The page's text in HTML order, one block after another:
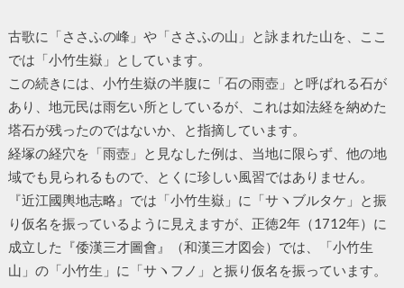
古歌に「ささふの峰」や「ささふの山」と詠まれた山を、ここ
では「小竹生嶽」としています。
この続きには、小竹生嶽の半腹に「石の雨壺」と呼ばれる石が
あり、地元民は雨乞い所としているが、これは如法経を納めた
塔石が残ったのではないか、と指摘しています。
経塚の経穴を「雨壺」と見なした例は、当地に限らず、他の地
域でも見られるもので、とくに珍しい風習ではありません。
『近江國輿地志略』では「小竹生嶽」に「サヽブルタケ」と振
り仮名を振っているように見えますが、正徳2年（1712年）に
成立した『倭漢三才圖會』（和漢三才図会）では、「小竹生
山」の「小竹生」に「サヽフノ」と振り仮名を振っています。